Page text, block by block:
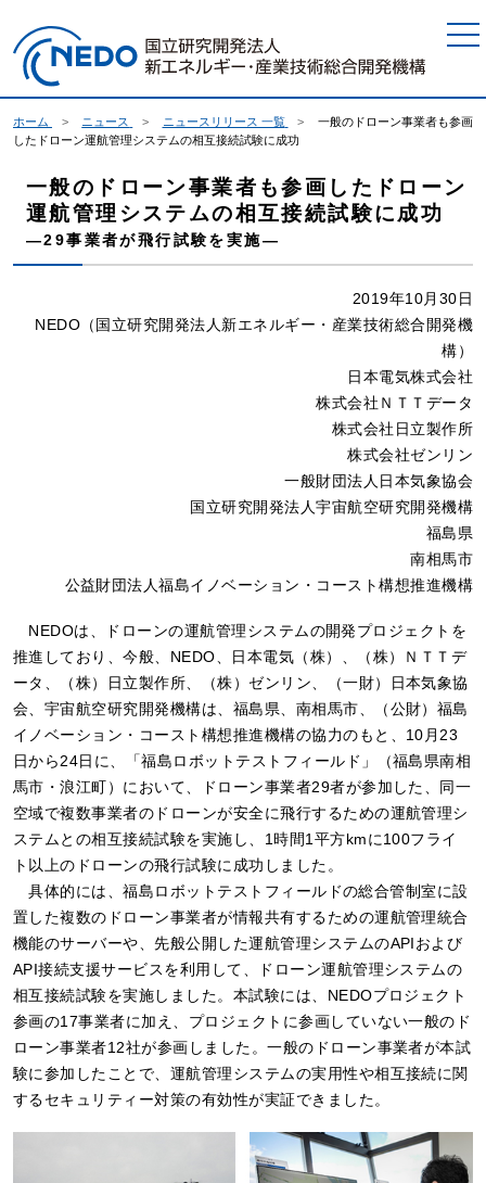
ホーム ニュース ニュースリリース 一覧
一般のドローン事業者も参画
したドローン運航管理システムの相互接続試験に成功
一般のドローン事業者も参画したドローン
運航管理システムの相互接続試験に成功
―29事業者が飛行試験を実施―
2019年10月30日
NEDO（国立研究開発法人新エネルギー・産業技術総合開発機
構）
日本電気株式会社
株式会社ＮＴＴデータ
株式会社日立製作所
株式会社ゼンリン
一般財団法人日本気象協会
国立研究開発法人宇宙航空研究開発機構
福島県
南相馬市
公益財団法人福島イノベーション・コースト構想推進機構
NEDOは、ドローンの運航管理システムの開発プロジェクトを
推進しており、今般、NEDO、日本電気（株）、（株）ＮＴＴデ
ータ、（株）日立製作所、（株）ゼンリン、（一財）日本気象協
会、宇宙航空研究開発機構は、福島県、南相馬市、（公財）福島
イノベーション・コースト構想推進機構の協力のもと、10月23
日から24日に、「福島ロボットテストフィールド」（福島県南相
馬市・浪江町）において、ドローン事業者29者が参加した、同一
空域で複数事業者のドローンが安全に飛行するための運航管理シ
ステムとの相互接続試験を実施し、1時間1平方kmに100フライ
ト以上のドローンの飛行試験に成功しました。
具体的には、福島ロボットテストフィールドの総合管制室に設
置した複数のドローン事業者が情報共有するための運航管理統合
機能のサーバーや、先般公開した運航管理システムのAPIおよび
API接続支援サービスを利用して、ドローン運航管理システムの
相互接続試験を実施しました。本試験には、NEDOプロジェクト
参画の17事業者に加え、プロジェクトに参画していない一般のド
ローン事業者12社が参画しました。一般のドローン事業者が本試
験に参加したことで、運航管理システムの実用性や相互接続に関
するセキュリティー対策の有効性が実証できました。